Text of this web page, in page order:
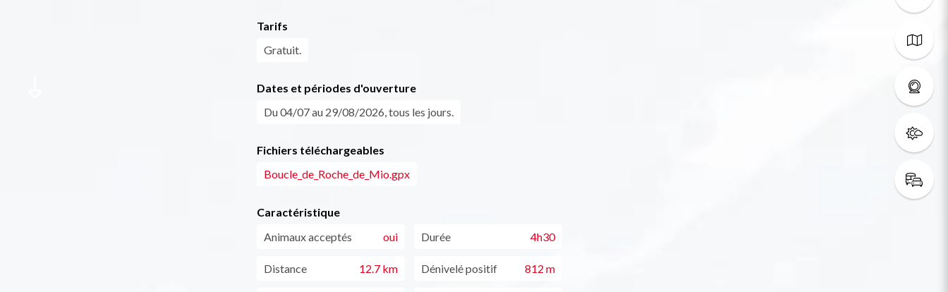
Tarifs
Gratuit.
Dates et périodes d'ouverture
Du 04/07 au 29/08/2026, tous les jours.
Fichiers téléchargeables
Boucle_de_Roche_de_Mio.gpx
Caractéristique
Animaux acceptés
oui Durée 4h30
Distance 12.7 km Dénivelé positif 812 m